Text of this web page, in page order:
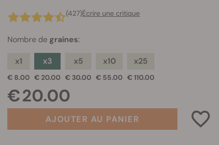
(427)Écrire une critique
Nombre de graines:
x1
€ 8.00
x3
€ 20.00
x5
€ 30.00
x10
€ 55.00
x25
€ 110.00
€ 20.00
AJOUTER AU PANIER